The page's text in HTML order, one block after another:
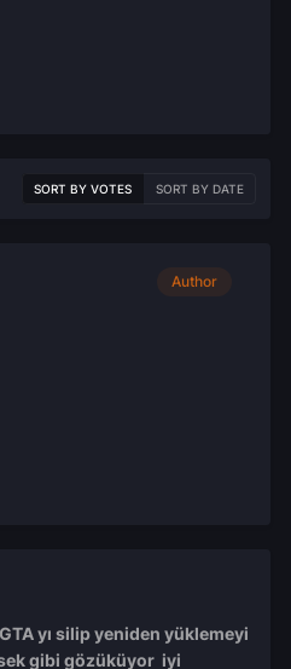
SORT BY VOTES SORT BY DATE
Author
yı silip yeniden yüklemeyi
gibi gözüküyor iyi